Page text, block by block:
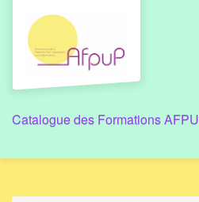
Aller au menu principal
Aller au contenu principal
Personnaliser l'interface
Catalogue des Formations